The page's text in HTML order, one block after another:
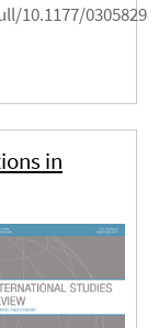
in